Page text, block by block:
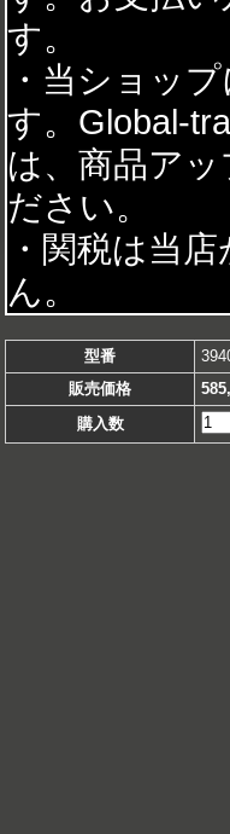
す。
・当ショッ
す。Global-
は、商品ア
ださい。
・関税は当
ん。
型番
販売価格
購入数